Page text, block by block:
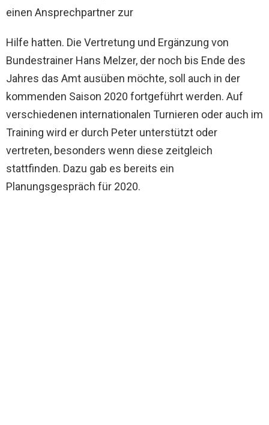
einen Ansprechpartner zur
Hilfe hatten. Die Vertretung und Ergänzung von
Bundestrainer Hans Melzer, der noch bis Ende des
Jahres das Amt ausüben möchte, soll auch in der
kommenden Saison 2020 fortgeführt werden. Auf
verschiedenen internationalen Turnieren oder auch im
Training wird er durch Peter unterstützt oder
vertreten, besonders wenn diese zeitgleich
stattfinden. Dazu gab es bereits ein
Planungsgespräch für 2020.